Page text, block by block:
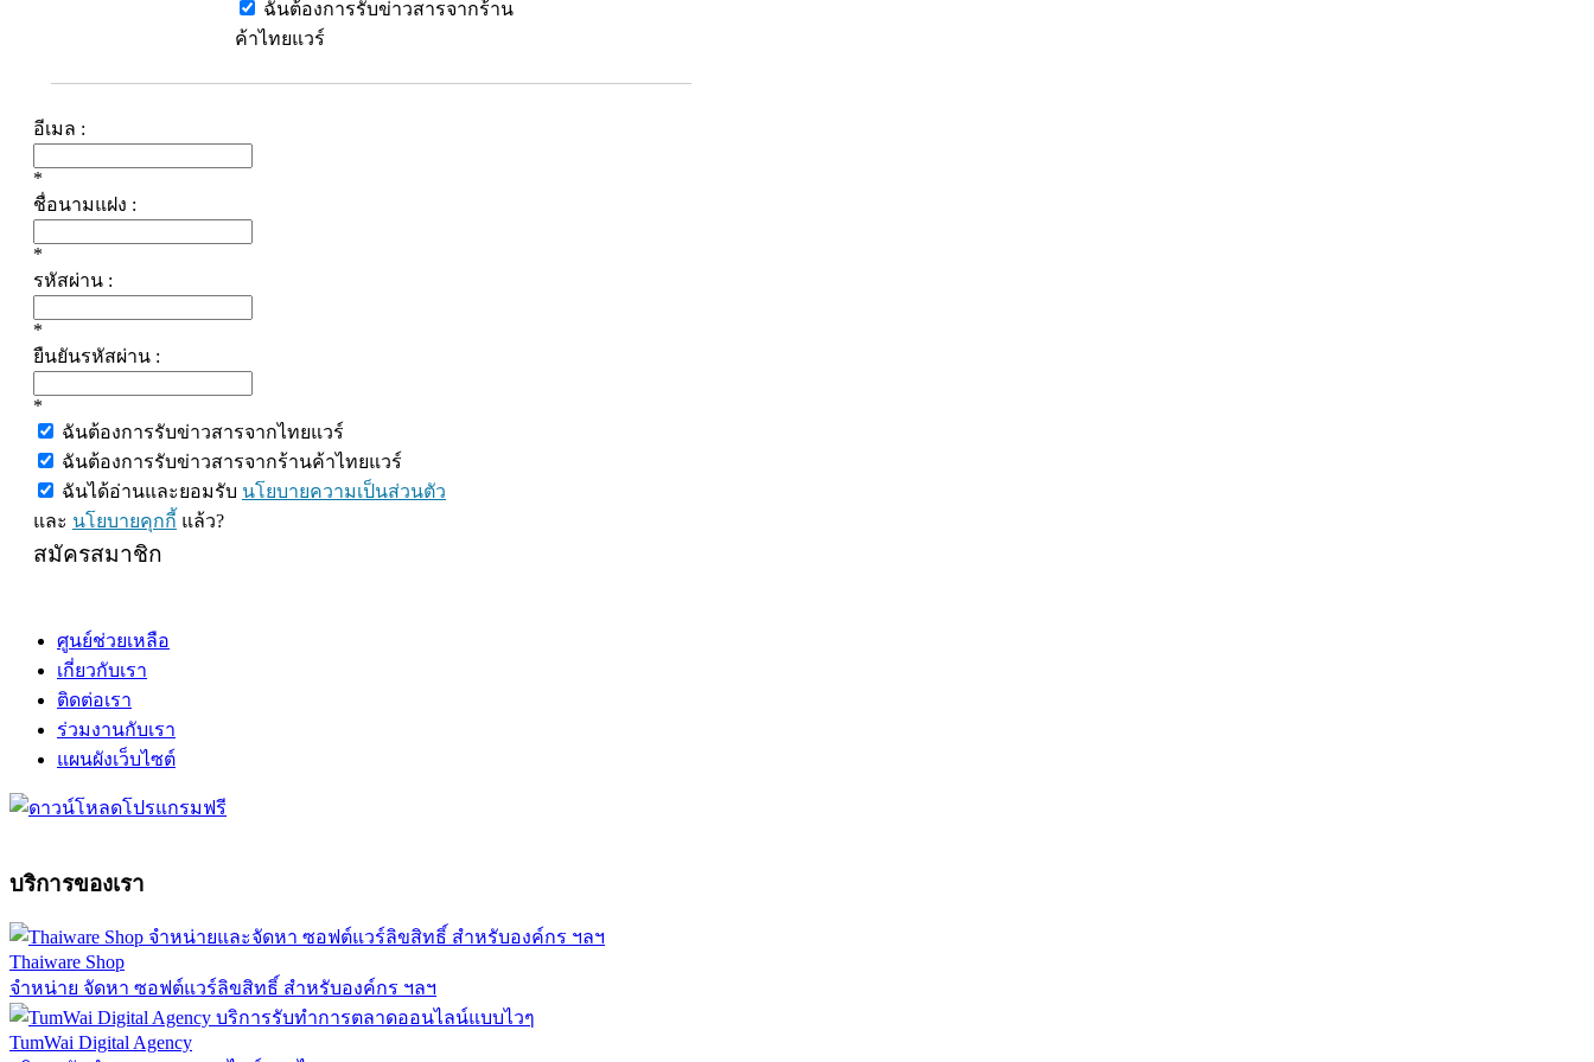
ฉันต้องการรับข่าวสารจากร้าน
ค้าไทยแวร์
อีเมล :
*
ชื่อนามแฝง :
*
รหัสผ่าน :
*
ยืนยันรหัสผ่าน :
*
ฉันต้องการรับข่าวสารจากไทยแวร์
ฉันต้องการรับข่าวสารจากร้านค้าไทยแวร์
ฉันได้อ่านและยอมรับ นโยบายความเป็นส่วนตัว
และ นโยบายคุกกี้ แล้ว?
สมัครสมาชิก
ศูนย์ช่วยเหลือ
เกี่ยวกับเรา
ติดต่อเรา
ร่วมงานกับเรา
แผนผังเว็บไซต์
บริการของเรา
Thaiware Shop
จำหน่าย จัดหา ซอฟต์แวร์ลิขสิทธิ์ สำหรับองค์กร ฯลฯ
TumWai Digital Agency